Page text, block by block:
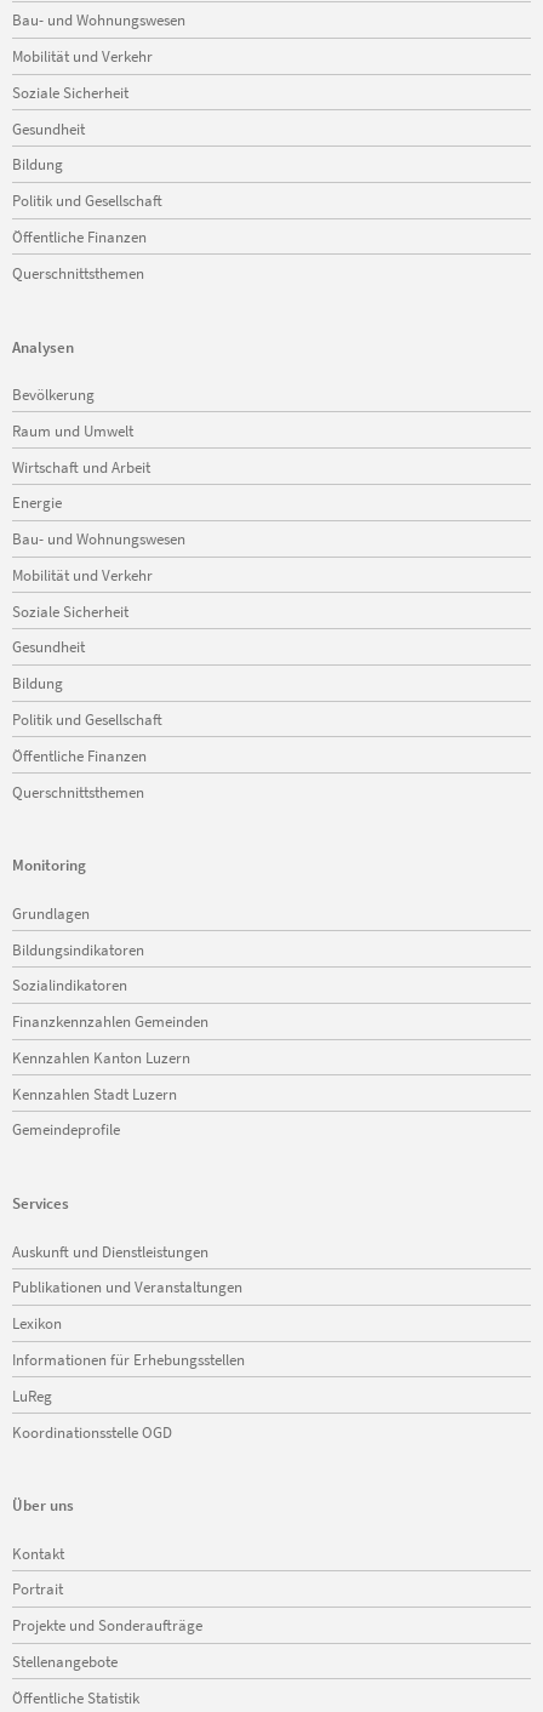
Bau- und Wohnungswesen
Mobilität und Verkehr
Soziale Sicherheit
Gesundheit
Bildung
Politik und Gesellschaft
Öffentliche Finanzen
Querschnittsthemen
Analysen
Navigation
überspringen
Bevölkerung
Raum und Umwelt
Wirtschaft und Arbeit
Energie
Bau- und Wohnungswesen
Mobilität und Verkehr
Soziale Sicherheit
Gesundheit
Bildung
Politik und Gesellschaft
Öffentliche Finanzen
Querschnittsthemen
Monitoring
Navigation
überspringen
Grundlagen
Bildungsindikatoren
Sozialindikatoren
Finanzkennzahlen Gemeinden
Kennzahlen Kanton Luzern
Kennzahlen Stadt Luzern
Gemeindeprofile
Services
Navigation
überspringen
Auskunft und Dienstleistungen
Publikationen und Veranstaltungen
Lexikon
Informationen für Erhebungsstellen
LuReg
Koordinationsstelle OGD
Über uns
Navigation
überspringen
Kontakt
Portrait
Projekte und Sonderaufträge
Stellenangebote
Öffentliche Statistik